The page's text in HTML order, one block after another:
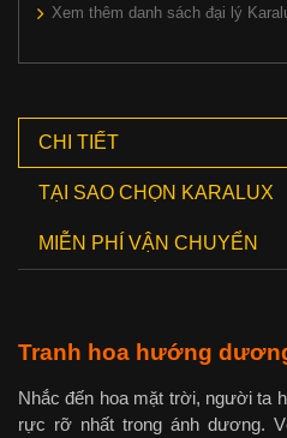
Xem thêm danh sách đại lý
CHI TIẾT
TẠI SAO CHỌN KARALUX
MIỄN PHÍ VẬN CHUYỂN
Tranh hoa hướng
Nhắc đến hoa mặt trời, người ta
rực rỡ nhất trong ánh dương.